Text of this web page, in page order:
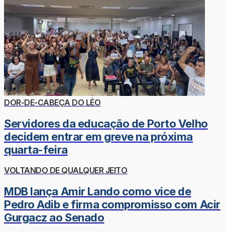
DOR-DE-CABEÇA DO LÉO
Servidores da educação de Porto Velho
decidem entrar em greve na próxima
quarta-feira
VOLTANDO DE QUALQUER JEITO
MDB lança Amir Lando como vice de
Pedro Adib e firma compromisso com Acir
Gurgacz ao Senado